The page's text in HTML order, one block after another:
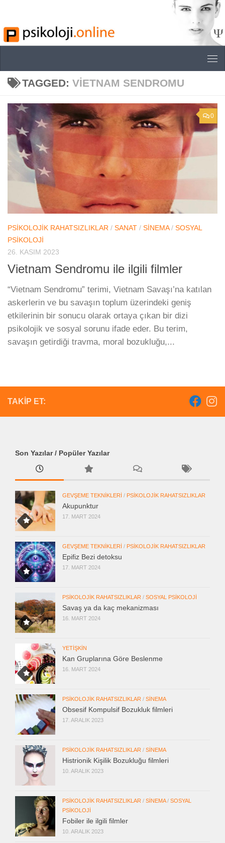
TAGGED: VIETNAM SENDROMU
0
PSIKOLOJIK RAHATSIZLIKLAR / SANAT / SINEMA/ SOSYAL
PSIKOLOJI
26. KASIM 2023
Vietnam Sendromu ile ilgili filmler
“Vietnam Sendromu” terimi, Vietnam Savaşı’na katılan
askerlerin ve bu savaşın toplum üzerindeki geniş
etkilerinin bir sonucu olarak ortaya çıkan bir dizi
psikolojik ve sosyal sorunu ifade eder. Bu terim,
savaşın getirdiği travma, moral bozukluğu,...
TAKIP ET:
Son Yazılar / Popüler Yazılar
GEVŞEME TEKNIKLERI / PSIKOLOJIK RAHATSIZLIKLAR
Akupunktur
17. MART 2024
GEVŞEME TEKNIKLERI / PSIKOLOJIK RAHATSIZLIKLAR
Epifiz Bezi detoksu
17. MART 2024
PSIKOLOJIK RAHATSIZLIKLAR / SOSYAL PSIKOLOJI
Savaş ya da kaç mekanizması
16. MART 2024
YETIŞKIN
Kan Gruplarına Göre Beslenme
16. MART 2024
PSIKOLOJIK RAHATSIZLIKLAR / SINEMA
Obsesif Kompulsif Bozukluk filmleri
17. ARALIK 2023
PSIKOLOJIK RAHATSIZLIKLAR / SINEMA
Histrionik Kişilik Bozukluğu filmleri
10. ARALIK 2023
PSIKOLOJIK RAHATSIZLIKLAR / SINEMA/ SOSYAL
PSIKOLOJI
Fobiler ile ilgili filmler
10. ARALIK 2023